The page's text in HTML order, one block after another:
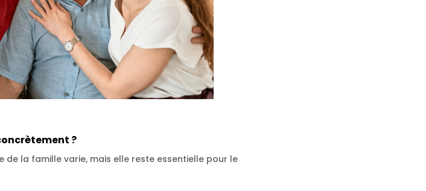
?
la famille varie, mais elle reste essentielle pour le